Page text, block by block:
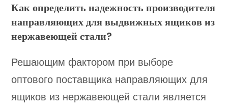
Как определить надежность производителя
направляющих для выдвижных ящиков из
нержавеющей стали?
Решающим фактором при выборе
оптового поставщика направляющих для
ящиков из нержавеющей стали является